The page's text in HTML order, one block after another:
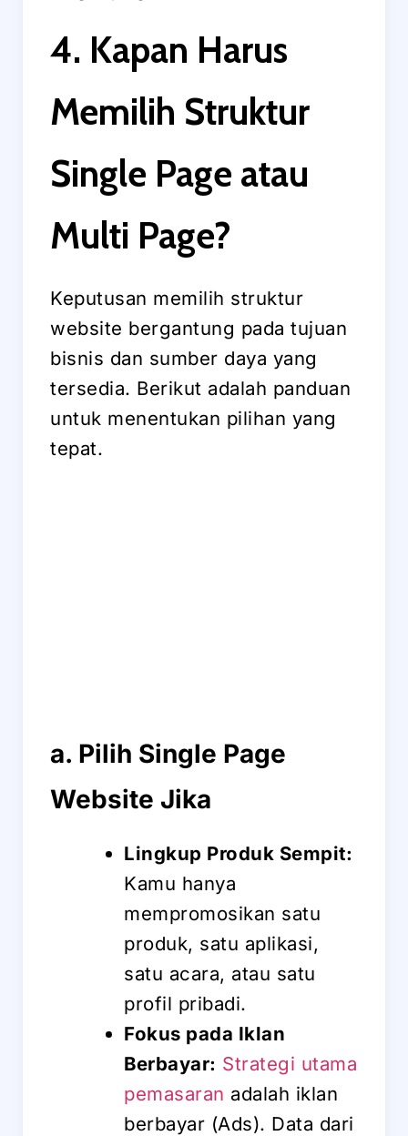
4. Kapan Harus
Memilih Struktur
Single Page atau
Multi Page?
Keputusan memilih struktur
website bergantung pada tujuan
bisnis dan sumber daya yang
tersedia. Berikut adalah panduan
untuk menentukan pilihan yang
tepat.
a. Pilih Single Page
Website Jika
Lingkup Produk Sempit:
Kamu hanya
mempromosikan satu
produk, satu aplikasi,
satu acara, atau satu
profil pribadi.
Fokus pada Iklan
Berbayar: Strategi utama
pemasaran adalah iklan
berbayar (Ads). Data dari